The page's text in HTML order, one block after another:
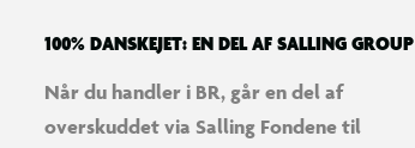
100% DANSKEJET: EN DEL AF SALLING GROUP
Når du handler i BR, går en del af
overskuddet via Salling Fondene til